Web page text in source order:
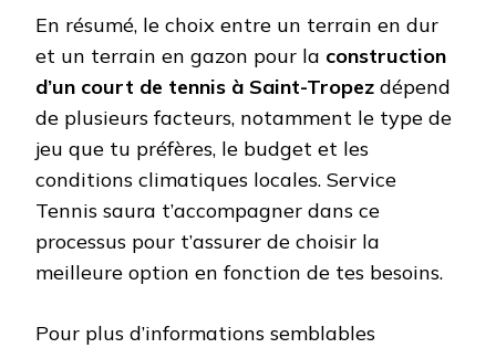
En résumé, le choix entre un terrain en dur
et un terrain en gazon pour la construction
d’un court de tennis à Saint-Tropez dépend
de plusieurs facteurs, notamment le type de
jeu que tu préfères, le budget et les
conditions climatiques locales. Service
Tennis saura t’accompagner dans ce
processus pour t’assurer de choisir la
meilleure option en fonction de tes besoins.
Pour plus d’informations semblables